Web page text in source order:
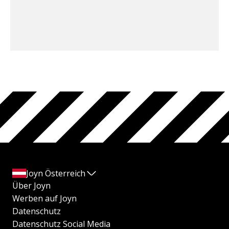
Joyn Österreich
Über Joyn
Werben auf Joyn
Datenschutz
Datenschutz Social Media